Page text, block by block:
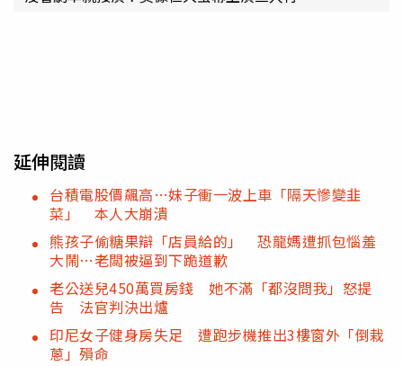
延伸閱讀
台積電股價飆高…妹子衝一波上車「隔天慘變韭
菜」 本人大崩潰
熊孩子偷糖果辯「店員給的」 恐龍媽遭抓包惱羞
大鬧…老闆被逼到下跪道歉
老公送兒450萬買房錢 她不滿「都沒問我」怒提
告 法官判決出爐
印尼女子健身房失足 遭跑步機推出3樓窗外「倒栽
蔥」殞命